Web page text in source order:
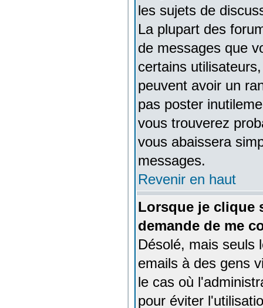
les sujets de
La plupart des
de messages que
certains
peuvent avoir un
pas poster
vous trouverez
vous abaissera
messages.
Revenir en haut
Lorsque je clique
demande de me
Désolé, mais seuls
emails à des gens
le cas où
pour éviter